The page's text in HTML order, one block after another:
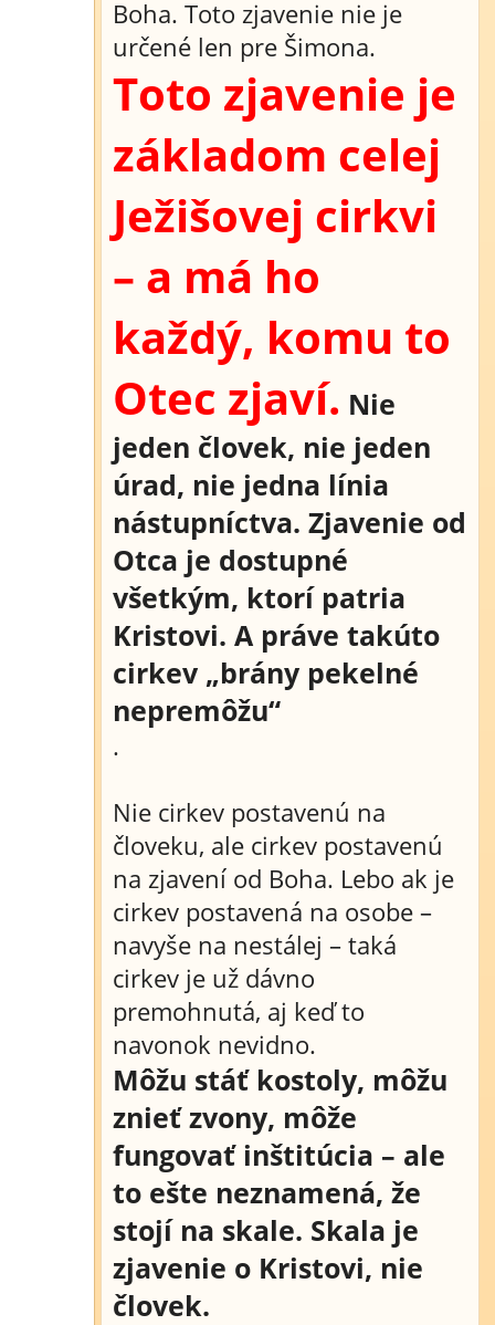
Boha. Toto zjavenie nie je
určené len pre Šimona.
Toto zjavenie je
základom celej
Ježišovej cirkvi
– a má ho
každý, komu to
Otec zjaví. Nie
jeden človek, nie jeden
úrad, nie jedna línia
nástupníctva. Zjavenie od
Otca je dostupné
všetkým, ktorí patria
Kristovi. A práve takúto
cirkev „brány pekelné
nepremôžu“
.
Nie cirkev postavenú na
človeku, ale cirkev postavenú
na zjavení od Boha. Lebo ak je
cirkev postavená na osobe –
navyše na nestálej – taká
cirkev je už dávno
premohnutá, aj keď to
navonok nevidno.
Môžu stáť kostoly, môžu
znieť zvony, môže
fungovať inštitúcia – ale
to ešte neznamená, že
stojí na skale. Skala je
zjavenie o Kristovi, nie
človek.